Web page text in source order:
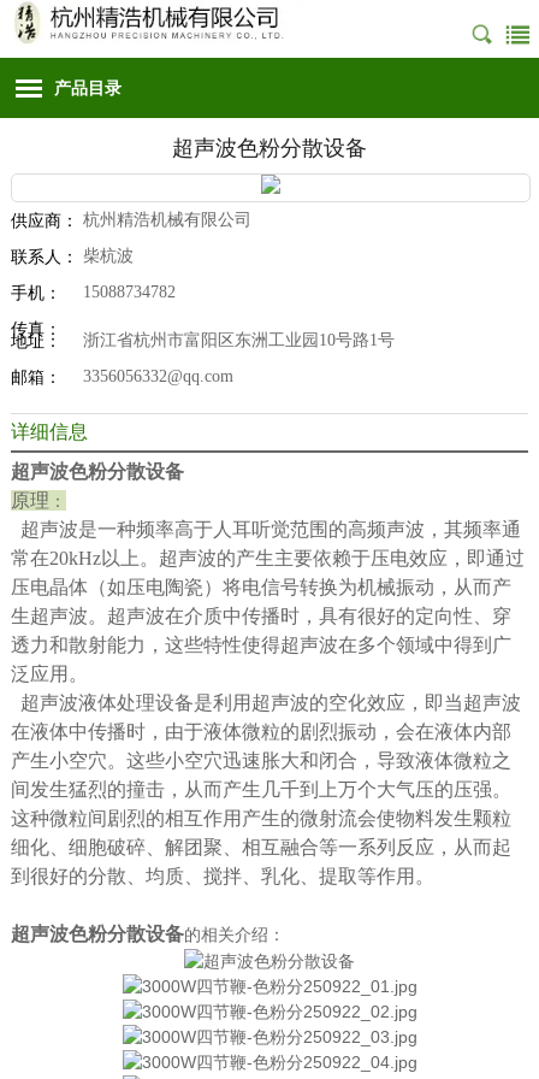
产品目录
超声波色粉分散设备
供应商： 杭州精浩机械有限公司
联系人： 柴杭波
手机： 15088734782
传真：
地址： 浙江省杭州市富阳区东洲工业园10号路1号
邮箱： 3356056332@qq.com
详细信息
超声波色粉分散设备
原理 ：
超声波是一种频率高于人耳听觉范围的高频声波，其频率通
常在20kHz以上。超声波的产生主要依赖于压电效应，即通过
压电晶体（如压电陶瓷）将电信号转换为机械振动，从而产
生超声波。超声波在介质中传播时，具有很好的定向性、穿
透力和散射能力，这些特性使得超声波在多个领域中得到广
泛应用。
超声波液体处理设备是利用超声波的空化效应，即当超声波
在液体中传播时，由于液体微粒的剧烈振动，会在液体内部
产生小空穴。这些小空穴迅速胀大和闭合，导致液体微粒之
间发生猛烈的撞击，从而产生几千到上万个大气压的压强。
这种微粒间剧烈的相互作用产生的微射流会使物料发生颗粒
细化、细胞破碎、解团聚、相互融合等一系列反应，从而起
到很好的分散、均质、搅拌、乳化、提取等作用。
超声波色粉分散设备的相关介绍：